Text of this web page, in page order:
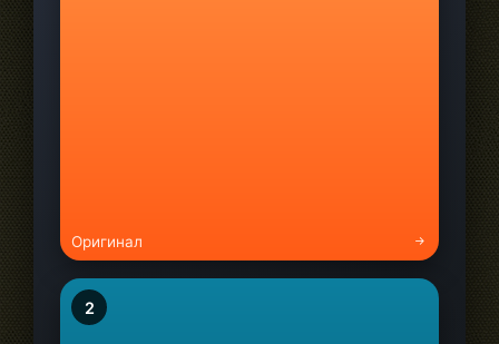
Оригинал
2